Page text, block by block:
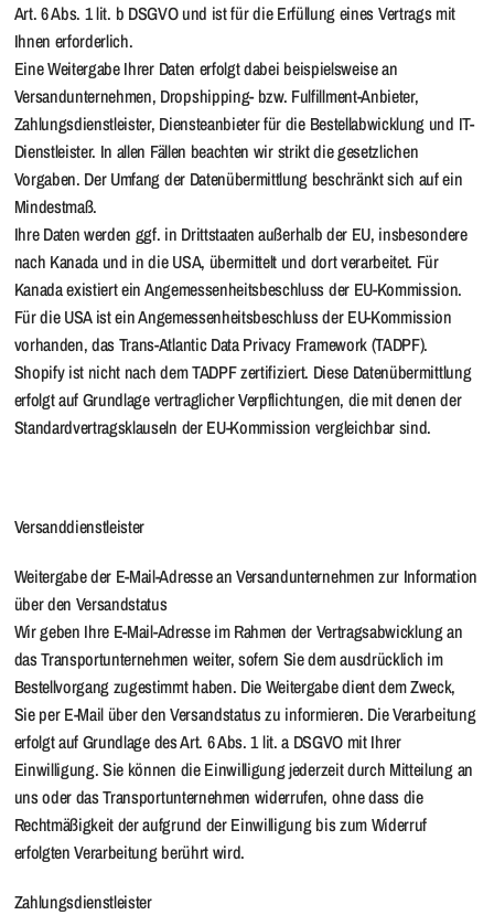
Art. 6 Abs. 1 lit. b DSGVO und ist für die Erfüllung eines Vertrags mit
Ihnen erforderlich.
Eine Weitergabe Ihrer Daten erfolgt dabei beispielsweise an
Versandunternehmen, Dropshipping- bzw. Fulfillment-Anbieter,
Zahlungsdienstleister, Diensteanbieter für die Bestellabwicklung und IT-
Dienstleister. In allen Fällen beachten wir strikt die gesetzlichen
Vorgaben. Der Umfang der Datenübermittlung beschränkt sich auf ein
Mindestmaß.
Ihre Daten werden ggf. in Drittstaaten außerhalb der EU, insbesondere
nach Kanada und in die USA, übermittelt und dort verarbeitet. Für
Kanada existiert ein Angemessenheitsbeschluss der EU-Kommission.
Für die USA ist ein Angemessenheitsbeschluss der EU-Kommission
vorhanden, das Trans-Atlantic Data Privacy Framework (TADPF).
Shopify ist nicht nach dem TADPF zertifiziert. Diese Datenübermittlung
erfolgt auf Grundlage vertraglicher Verpflichtungen, die mit denen der
Standardvertragsklauseln der EU-Kommission vergleichbar sind.
Versanddienstleister
Weitergabe der E-Mail-Adresse an Versandunternehmen zur Information
über den Versandstatus
Wir geben Ihre E-Mail-Adresse im Rahmen der Vertragsabwicklung an
das Transportunternehmen weiter, sofern Sie dem ausdrücklich im
Bestellvorgang zugestimmt haben. Die Weitergabe dient dem Zweck,
Sie per E-Mail über den Versandstatus zu informieren. Die Verarbeitung
erfolgt auf Grundlage des Art. 6 Abs. 1 lit. a DSGVO mit Ihrer
Einwilligung. Sie können die Einwilligung jederzeit durch Mitteilung an
uns oder das Transportunternehmen widerrufen, ohne dass die
Rechtmäßigkeit der aufgrund der Einwilligung bis zum Widerruf
erfolgten Verarbeitung berührt wird.
Zahlungsdienstleister